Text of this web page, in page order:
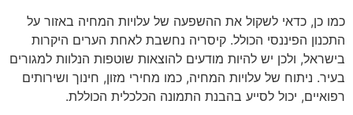
כמו כן, כדאי לשקול את ההשפעה של עלויות המחיה באזור על
התכנון הפיננסי הכולל. קיסריה נחשבת לאחת הערים היקרות
בישראל, ולכן יש להיות מודעים להוצאות שוטפות הנלוות למגורים
בעיר. ניתוח של עלויות המחיה, כמו מחירי מזון, חינוך ושירותים
רפואיים, יכול לסייע בהבנת התמונה הכלכלית הכוללת.